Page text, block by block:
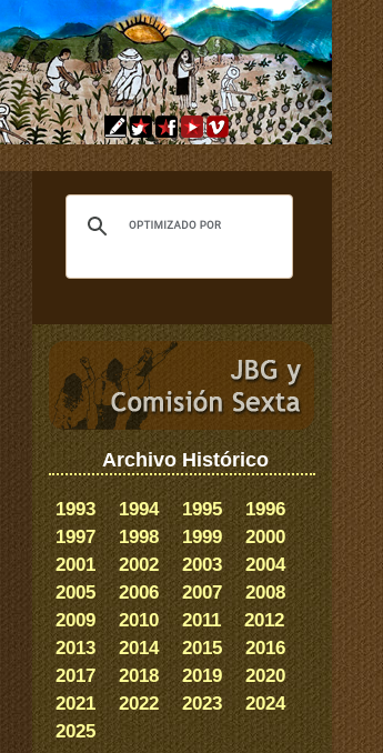
Archivo Histórico
1993 1994 1995
1996
1997
1998 1999
2000
2001
2002 2003
2004
2005
2006 2007
2008
2009
2010 2011
2012
2013
2014 2015
2016
2017
2018 2019
2020
2021
2022 2023
2024
2025